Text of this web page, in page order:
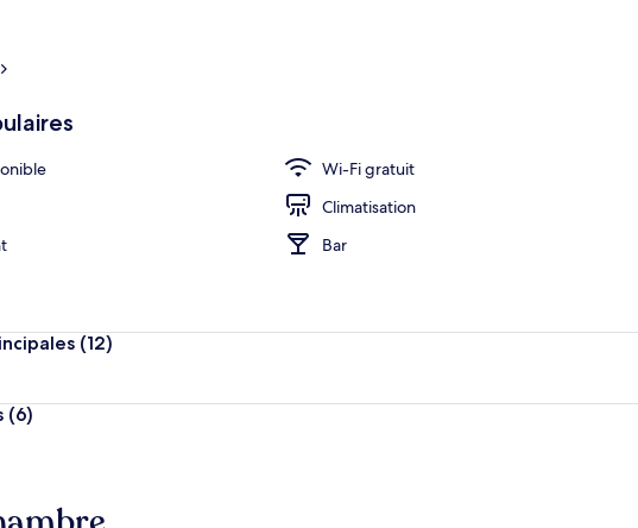
Wi-Fi gratuit
Climatisation
Bar
(12)
(6)